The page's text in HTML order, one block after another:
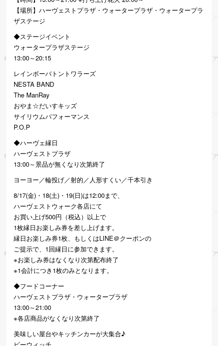
【場所】ハーヴェストプラザ・ウォータープラザ・ウォータープラ
ザステージ
◆ステージイベント
ウォータープラザステージ
13:00～20:15
レインボーバトントワラーズ
NESTA BAND
The ManRay
おやま☆だいすキッズ
サイリウムパフォーマンス
P.O.P
◆ハーヴェ縁日
ハーヴェストプラザ
13:00～景品が無くなり次第終了
ヨーヨー／輪投げ／射的／人形すくい／千本引き
8/17(金)・18(土)・19(日)は12:00まで、
ハーヴェストウォーク各店にて
お買い上げ500円（税込）以上で
1枚縁日お楽しみ券を差し上げます。
縁日お楽しみ券1枚、もしくはLINE＠クーポンの
ご提示で、1回縁日に参加できます。
※お楽しみ券はなくなり次第配布終了
※1会計につき1枚のみとなります。
◆フードコーナー
ハーヴェストプラザ・ウォータープラザ
13:00～21:00
※各店商品がなくなり次第終了
美味しい屋台やキッチンカーが大集合♪